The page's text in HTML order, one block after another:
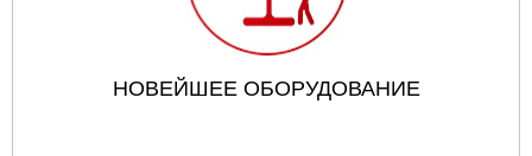
НОВЕЙШЕЕ ОБОРУДОВАНИЕ